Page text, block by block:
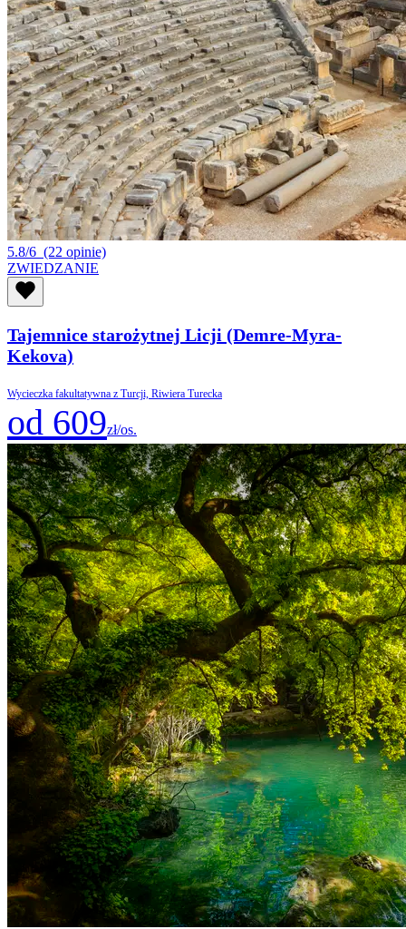
5.8/6 (22 opinie)
ZWIEDZANIE
Tajemnice starożytnej Licji (Demre-Myra-
Kekova)
Wycieczka fakultatywna z Turcji, Riwiera Turecka
od 609zł/os.